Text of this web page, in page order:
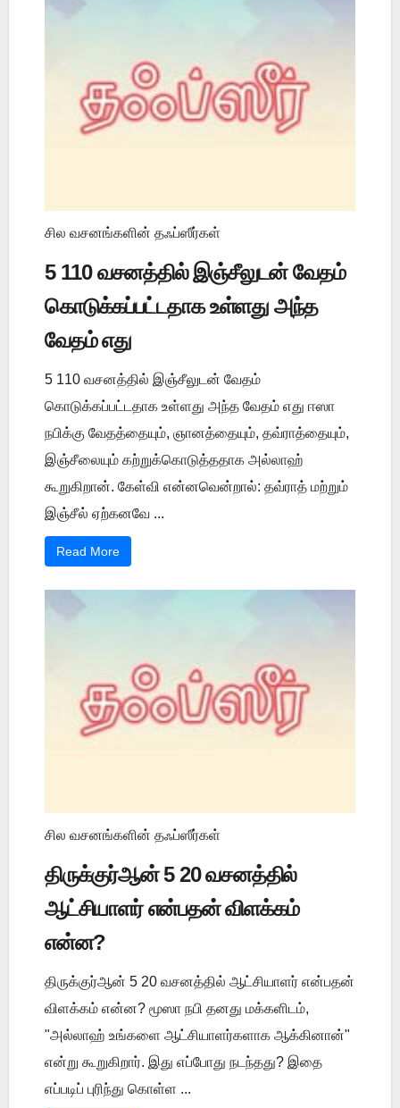
சில வசனங்களின் தஃப்ஸீர்கள்
5 110 வசனத்தில் இஞ்சீலுடன் வேதம்
கொடுக்கப்பட்டதாக உள்ளது அந்த
வேதம் எது
5 110 வசனத்தில் இஞ்சீலுடன் வேதம்
கொடுக்கப்பட்டதாக உள்ளது அந்த வேதம் எது ஈஸா
நபிக்கு வேதத்தையும், ஞானத்தையும், தவ்ராத்தையும்,
இஞ்சீலையும் கற்றுக்கொடுத்ததாக அல்லாஹ்
கூறுகிறான். கேள்வி என்னவென்றால்: தவ்ராத் மற்றும்
இஞ்சீல் ஏற்கனவே ...
Read More
சில வசனங்களின் தஃப்ஸீர்கள்
திருக்குர்ஆன் 5 20 வசனத்தில்
ஆட்சியாளர் என்பதன் விளக்கம்
என்ன?
திருக்குர்ஆன் 5 20 வசனத்தில் ஆட்சியாளர் என்பதன்
விளக்கம் என்ன? மூஸா நபி தனது மக்களிடம்,
"அல்லாஹ் உங்களை ஆட்சியாளர்களாக ஆக்கினான்"
என்று கூறுகிறார். இது எப்போது நடந்தது? இதை
எப்படிப் புரிந்து கொள்ள ...